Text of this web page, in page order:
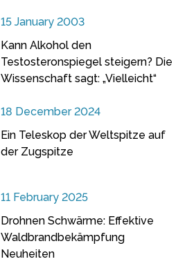
15 January 2003
Kann Alkohol den
Testosteronspiegel steigern? Die
Wissenschaft sagt: „Vielleicht“
18 December 2024
Ein Teleskop der Weltspitze auf
der Zugspitze
11 February 2025
Drohnen Schwärme: Effektive
Waldbrandbekämpfung
Neuheiten